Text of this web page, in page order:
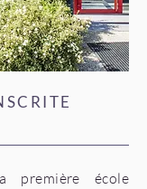
première école